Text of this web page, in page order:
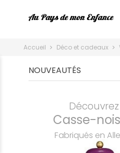
Accueil Déco et cadeaux
NOUVEAUTÉS
Casse-
Fabriqués en